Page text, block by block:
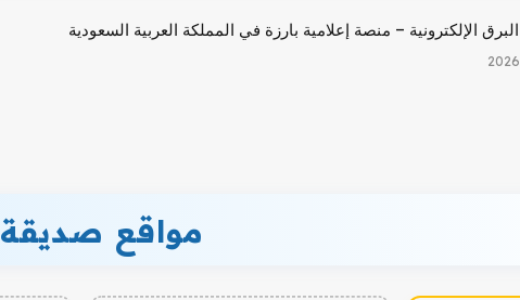
الإلكترونية – منصة إعلامية بارزة في المملكة العربية السعودية
مواقع صديقة